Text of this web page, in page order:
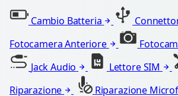
Cambio Batteria
Fotocamera Anteriore
Jack Audio
Lettore SIM
Riparazione
Riparazione